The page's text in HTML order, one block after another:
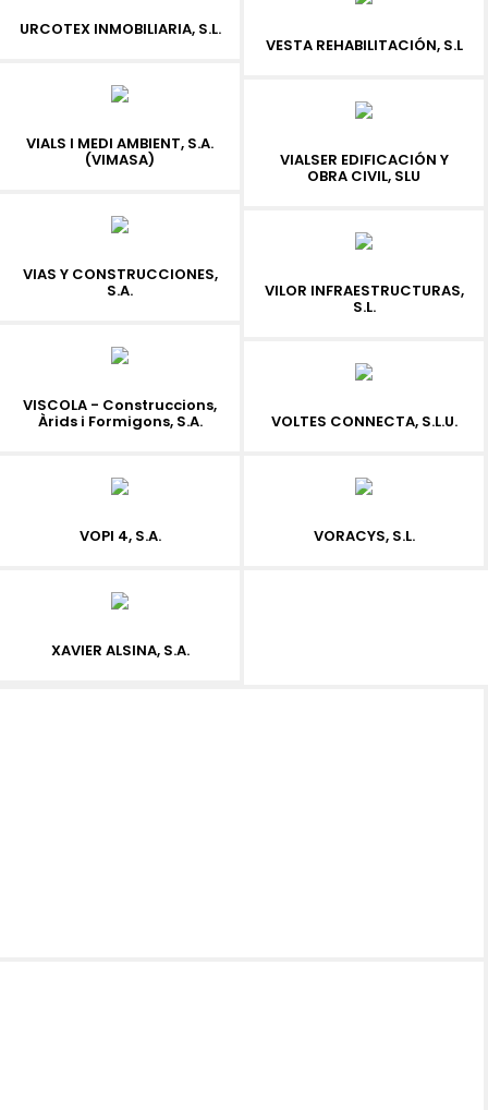
URCOTEX INMOBILIARIA, S.L.
VESTA REHABILITACIÓN, S.L
VIALS I MEDI AMBIENT, S.A.
(VIMASA) VIALSER EDIFICACIÓN Y
OBRA CIVIL, SLU
VIAS Y CONSTRUCCIONES,
S.A. VILOR INFRAESTRUCTURAS,
S.L.
VISCOLA - Construccions,
Àrids i Formigons, S.A. VOLTES CONNECTA, S.L.U.
VOPI 4, S.A. VORACYS, S.L.
XAVIER ALSINA, S.A.